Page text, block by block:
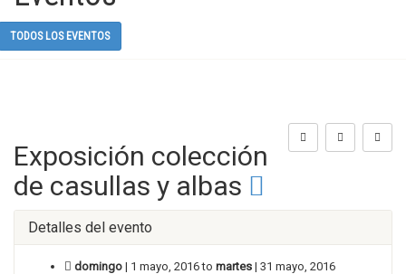
TODOS LOS EVENTOS
Exposición colección
de casullas y albas
Detalles del evento
domingo | 1 mayo, 2016 to martes | 31 mayo, 2016